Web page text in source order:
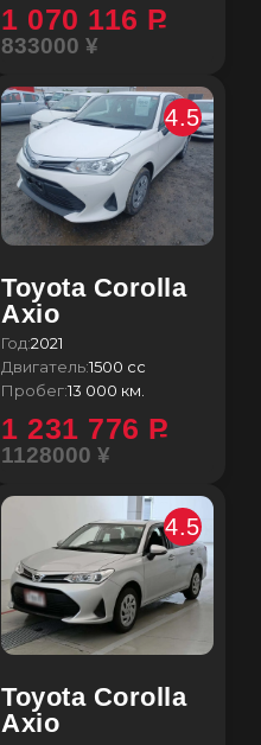
1 070 116 P
833000 ¥
Toyota Corolla
Axio
4.5
Год:2021
Двигатель:1500 сс
Пробег:13 000 км.
1 231 776 P
1128000 ¥
Toyota Corolla
Axio
4.5